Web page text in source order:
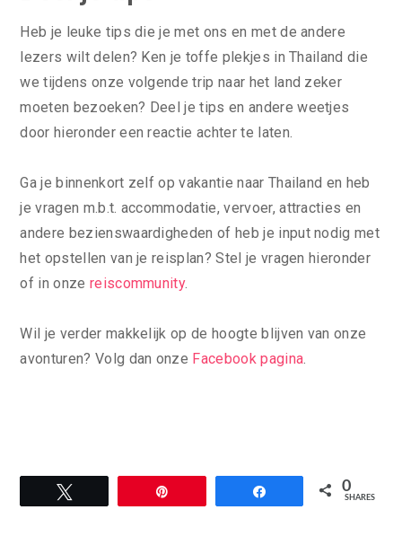
Heb je leuke tips die je met ons en met de andere
lezers wilt delen? Ken je toffe plekjes in Thailand die
we tijdens onze volgende trip naar het land zeker
moeten bezoeken? Deel je tips en andere weetjes
door hieronder een reactie achter te laten.
Ga je binnenkort zelf op vakantie naar Thailand en heb
je vragen m.b.t. accommodatie, vervoer, attracties en
andere bezienswaardigheden of heb je input nodig met
het opstellen van je reisplan? Stel je vragen hieronder
of in onze reiscommunity.
Wil je verder makkelijk op de hoogte blijven van onze
avonturen? Volg dan onze Facebook pagina.
0
SHARES